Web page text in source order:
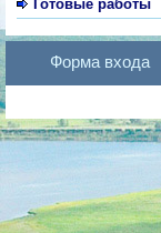
Готовые работы
Форма входа